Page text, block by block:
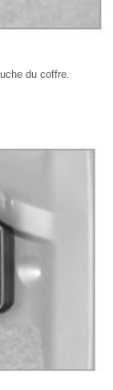
du coffre.